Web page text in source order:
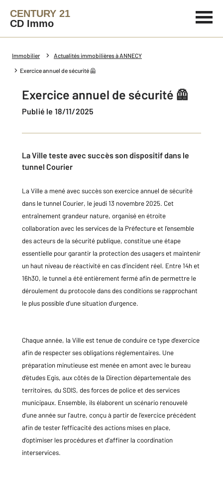
CENTURY 21
CD Immo
Immobilier Actualités immobilières à ANNECY
Exercice annuel de sécurité 🦺
Exercice annuel de sécurité 🦺
Publié le 18/11/2025
La Ville teste avec succès son dispositif dans le
tunnel Courier
La Ville a mené avec succès son exercice annuel de sécurité
dans le tunnel Courier, le jeudi 13 novembre 2025. Cet
entraînement grandeur nature, organisé en étroite
collaboration avec les services de la Préfecture et l’ensemble
des acteurs de la sécurité publique, constitue une étape
essentielle pour garantir la protection des usagers et maintenir
un haut niveau de réactivité en cas d’incident réel. Entre 14h et
16h30, le tunnel a été entièrement fermé afin de permettre le
déroulement du protocole dans des conditions se rapprochant
le plus possible d’une situation d’urgence.
Chaque année, la Ville est tenue de conduire ce type d’exercice
afin de respecter ses obligations réglementaires. Une
préparation minutieuse est menée en amont avec le bureau
d’études Egis, aux côtés de la Direction départementale des
territoires, du SDIS, des forces de police et des services
municipaux. Ensemble, ils élaborent un scénario renouvelé
d’une année sur l’autre, conçu à partir de l’exercice précédent
afin de tester l’efficacité des actions mises en place,
d’optimiser les procédures et d’affiner la coordination
interservices.